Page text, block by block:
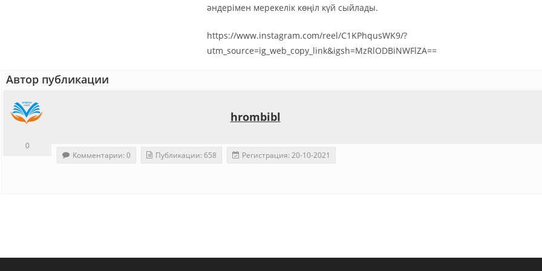
әндерімен мерекелік көңіл күй сыйлады.
https://www.instagram.com/reel/C1KPhqusWK9/?
utm_source=ig_web_copy_link&igsh=MzRlODBiNWFlZA==
Автор публикации
hrombibl
0
Комментарии: 0 Публикации: 658 Регистрация: 20-10-2021